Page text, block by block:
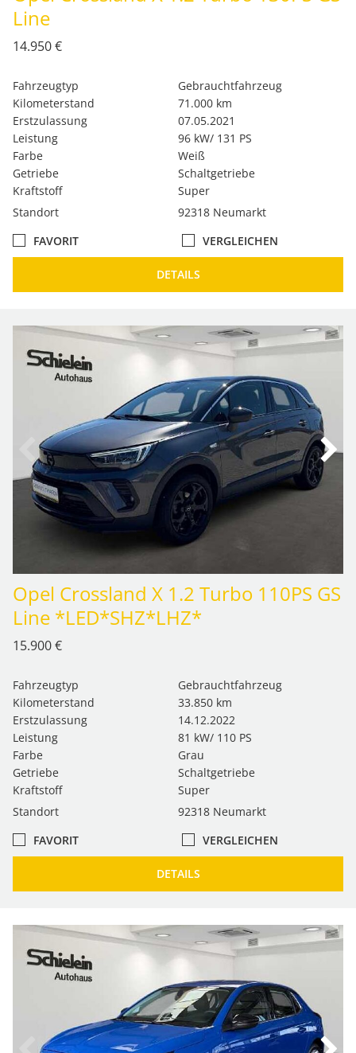
Line
14.950 €
Fahrzeugtyp
Gebrauchtfahrzeug
Kilometerstand
71.000 km
Erstzulassung
07.05.2021
Leistung
96 kW/ 131 PS
Farbe
Weiß
Getriebe
Schaltgetriebe
Kraftstoff
Super
Standort
92318 Neumarkt
FAVORIT
VERGLEICHEN
DETAILS
Opel Crossland X 1.2 Turbo 110PS GS
Line *LED*SHZ*LHZ*
15.900 €
Fahrzeugtyp
Gebrauchtfahrzeug
Kilometerstand
33.850 km
Erstzulassung
14.12.2022
Leistung
81 kW/ 110 PS
Farbe
Grau
Getriebe
Schaltgetriebe
Kraftstoff
Super
Standort
92318 Neumarkt
FAVORIT
VERGLEICHEN
DETAILS